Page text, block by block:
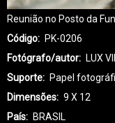
Reunião no Posto da
Código
PK-0206
Fotógrafo/autor
LUX
Suporte
Papel
Dimensões
9 X 12
País
BRASIL